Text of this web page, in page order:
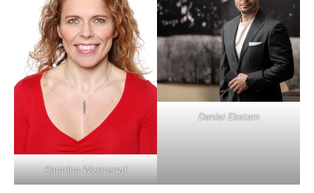
Katarina Woxnerud
Daniel Ekstam